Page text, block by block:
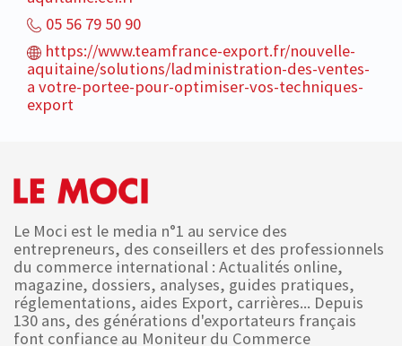
05 56 79 50 90
https://www.teamfrance-export.fr/nouvelle-
aquitaine/solutions/ladministration-des-ventes-
a votre-portee-pour-optimiser-vos-techniques-
export
Le Moci est le media n°1 au service des
entrepreneurs, des conseillers et des professionnels
du commerce international : Actualités online,
magazine, dossiers, analyses, guides pratiques,
réglementations, aides Export, carrières... Depuis
130 ans, des générations d'exportateurs français
font confiance au Moniteur du Commerce